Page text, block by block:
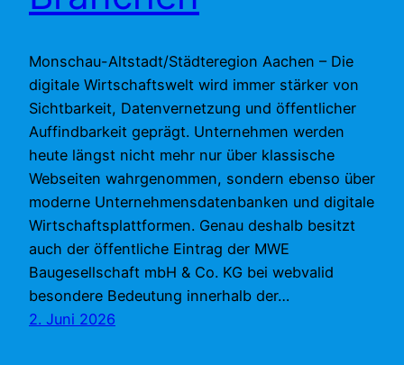
Monschau-Altstadt/Städteregion Aachen – Die
digitale Wirtschaftswelt wird immer stärker von
Sichtbarkeit, Datenvernetzung und öffentlicher
Auffindbarkeit geprägt. Unternehmen werden
heute längst nicht mehr nur über klassische
Webseiten wahrgenommen, sondern ebenso über
moderne Unternehmensdatenbanken und digitale
Wirtschaftsplattformen. Genau deshalb besitzt
auch der öffentliche Eintrag der MWE
Baugesellschaft mbH & Co. KG bei webvalid
besondere Bedeutung innerhalb der…
2. Juni 2026